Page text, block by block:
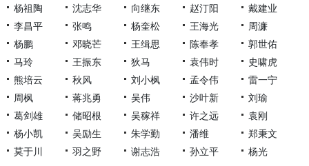
杨祖陶
沈志华 向继东 赵汀阳
戴建业
李昌平
张鸣 杨奎松 王海光
周濂
杨鹏
邓晓芒 王缉思 陈奉孝
郭世佑
马玲
王振东 狄马 袁伟时
史啸虎
熊培云
秋风 刘小枫 孟令伟
雷一宁
周枫
蒋兆勇 吴伟 沙叶新
刘瑜
葛剑雄
储昭根 吴稼祥 许之远
袁刚
杨小凯
吴励生 朱学勤 潘维
郑秉文
莫于川
羽之野 谢志浩 孙立平 杨光